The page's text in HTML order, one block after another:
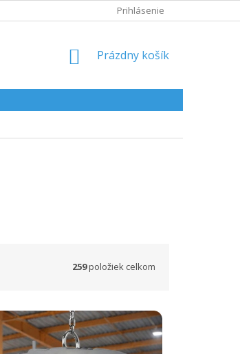
Prihlásenie
NÁKUPNÝ
Prázdny košík
259položiek celkom